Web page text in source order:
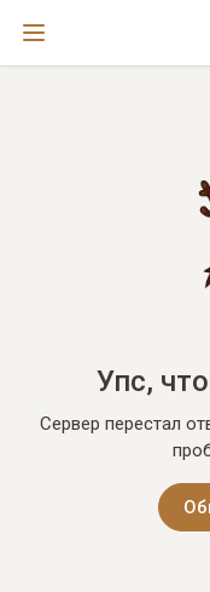
Упс,
Сервер перестал